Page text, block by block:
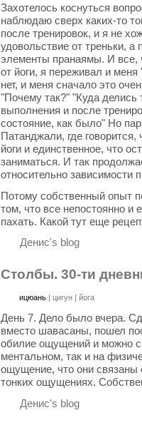
Захотелось коснуться
наблюдаю сверх каких-то
после тренировок, и я не
удовольствие от треньки,
элементы пранаямы. И все,
от йоги, я переживал и
нет, и меня сначало это
"Почему так?" "Куда
выполнения и после
состояние, как было" Но
Патанджали, где говорится,
йоги и единственное, что
заниматься. И так
относительно зависимости
Потому собственный опыт
том, что все непостоянно и
пахать. Какой тут еще
Денис's blog
Столбы. 30-ти
ицюань |цигун |йога
День 7. Дело было вчера.
вместо шавасаны, пошел
обилие ощущений и можно
ментальном, так и на
ощущение, что они связаны
тонких ощущениях.
Денис's blog